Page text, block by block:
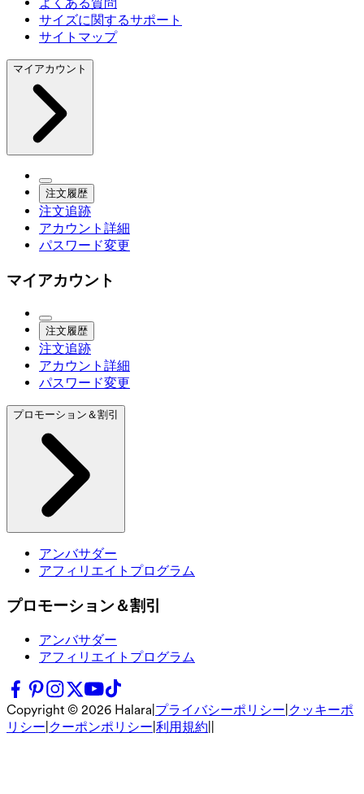
サイズに関するサポート
サイトマップ
マイアカウント
注文履歴
注文追跡
アカウント詳細
パスワード変更
マイアカウント
注文履歴
注文追跡
アカウント詳細
パスワード変更
プロモーション＆割引
アンバサダー
アフィリエイトプログラム
プロモーション＆割引
アンバサダー
アフィリエイトプログラム
Copyright © 2026 Halara プライバシーポリシー クッキーポ
リシー クーポンポリシー 利用規約